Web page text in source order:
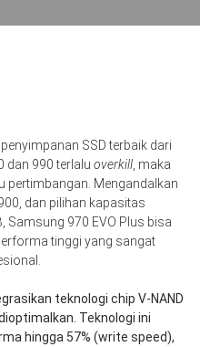
SSD terbaik dari
dan 990 terlalu overkill , maka
pertimbangan. Mengandalkan
dan pilihan kapasitas
Samsung 970 EVO Plus bisa
tinggi yang sangat
teknologi chip V-NAND
Teknologi ini
hingga 57% (write speed),